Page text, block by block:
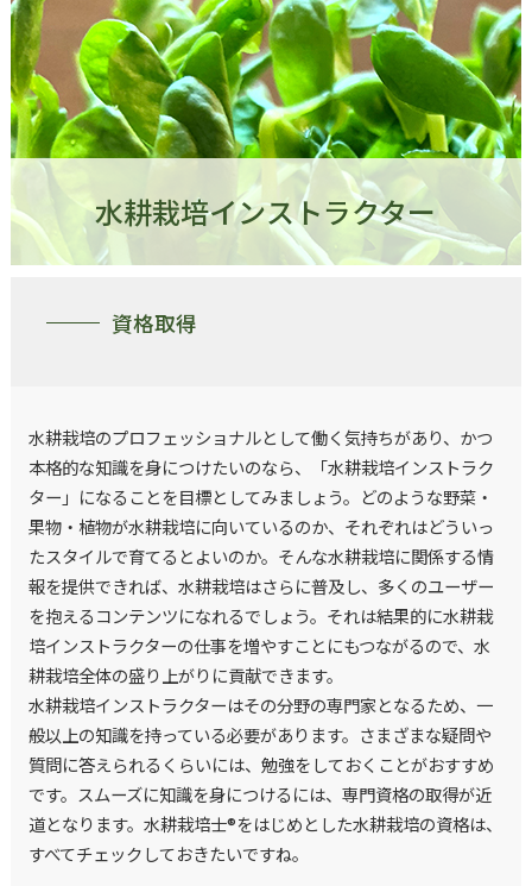
水耕栽培インストラクター
資格取得
水耕栽培のプロフェッショナルとして働く気持ちがあり、かつ
本格的な知識を身につけたいのなら、「水耕栽培インストラク
ター」になることを目標としてみましょう。どのような野菜・
果物・植物が水耕栽培に向いているのか、それぞれはどういっ
たスタイルで育てるとよいのか。そんな水耕栽培に関係する情
報を提供できれば、水耕栽培はさらに普及し、多くのユーザー
を抱えるコンテンツになれるでしょう。それは結果的に水耕栽
培インストラクターの仕事を増やすことにもつながるので、水
耕栽培全体の盛り上がりに貢献できます。
水耕栽培インストラクターはその分野の専門家となるため、一
般以上の知識を持っている必要があります。さまざまな疑問や
質問に答えられるくらいには、勉強をしておくことがおすすめ
です。スムーズに知識を身につけるには、専門資格の取得が近
道となります。水耕栽培士®をはじめとした水耕栽培の資格は、
すべてチェックしておきたいですね。